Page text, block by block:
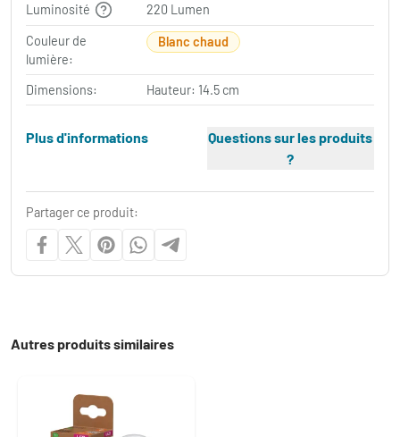
Luminosité
220 Lumen
Couleur de
lumière:
Blanc chaud
Dimensions: Hauteur: 14.5 cm
Plus d'informations
Questions sur les produits
?
Partager ce produit:
Autres produits similaires